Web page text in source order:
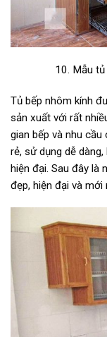
10. Mẫu
Tủ bếp nhôm kính
sản xuất với rất
gian bếp và nhu
rẻ, sử dụng dễ
hiện đại. Sau đây là
đẹp, hiện đại và mới